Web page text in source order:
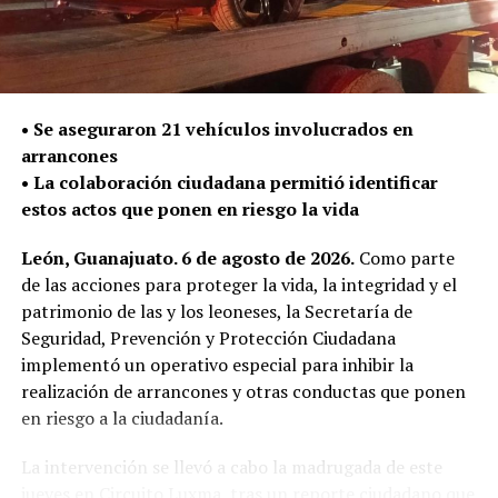
DON'T MISS
Cuatro presuntos homicidas son detenidos por la Policía
•⁠ ⁠Se aseguraron 21 vehículos involucrados en
arrancones
•⁠ ⁠La colaboración ciudadana permitió identificar
estos actos que ponen en riesgo la vida
León, Guanajuato. 6 de agosto de 2026.Como parte
de las acciones para proteger la vida, la integridad y el
patrimonio de las y los leoneses, la Secretaría de
Seguridad, Prevención y Protección Ciudadana
implementó un operativo especial para inhibir la
realización de arrancones y otras conductas que ponen
en riesgo a la ciudadanía.
La intervención se llevó a cabo la madrugada de este